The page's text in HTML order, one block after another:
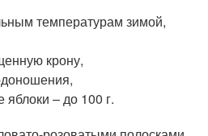
температурам зимой,
крону,
яблоки – до 100 г.